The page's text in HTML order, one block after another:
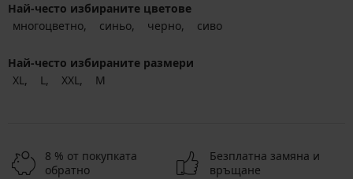
Най-често избираните цветове
многоцветно
синьо черно сиво
Най-често избираните размери
XL
L XXL M
8 % от покупката
обратно
Безплатна замяна и
връщане